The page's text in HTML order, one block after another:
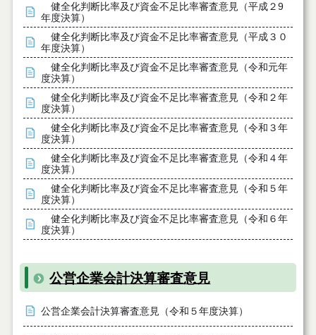
健全化判断比率及び資金不足比率審査意見（平成２9
年度決算）
健全化判断比率及び資金不足比率審査意見（平成３０
年度決算）
健全化判断比率及び資金不足比率審査意見（令和元年
度決算）
健全化判断比率及び資金不足比率審査意見（令和２年
度決算）
健全化判断比率及び資金不足比率審査意見（令和３年
度決算）
健全化判断比率及び資金不足比率審査意見（令和４年
度決算）
健全化判断比率及び資金不足比率審査意見（令和５年
度決算）
健全化判断比率及び資金不足比率審査意見（令和６年
度決算）
公営企業会計決算審査意見
公営企業会計決算審査意見（令和５年度決算）